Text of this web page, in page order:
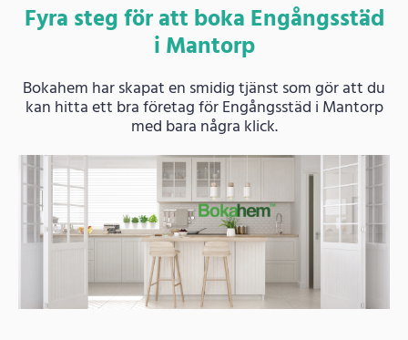
Fyra steg för att boka Engångsstäd
i Mantorp
Bokahem har skapat en smidig tjänst som gör att du
kan hitta ett bra företag för Engångsstäd i Mantorp
med bara några klick.